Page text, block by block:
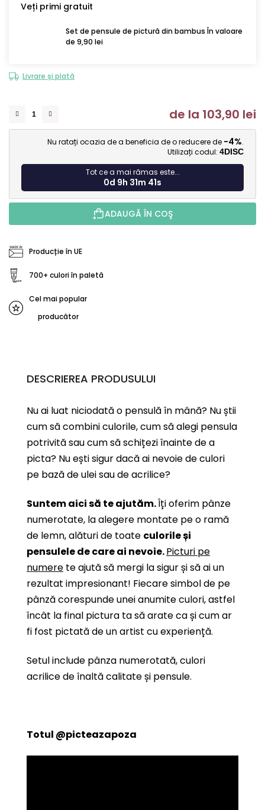
Veți primi gratuit
Set de pensule de pictură din bambus În valoare
de 9,90 lei
Livrare și plată
de la 103,90 lei
Nu ratați ocazia de a beneficia de o reducere de -4%.
Utilizați codul: 4DISC
Tot ce a mai rămas este...
0d 9h 31m 40s
ADAUGĂ ÎN COŞ
Producție în UE
700+ culori în paletă
Cel mai popular
producător
DESCRIEREA PRODUSULUI
Nu ai luat niciodată o pensulă în mână? Nu știi
cum să combini culorile, cum să alegi pensula
potrivită sau cum să schițezi înainte de a
picta? Nu ești sigur dacă ai nevoie de culori
pe bază de ulei sau de acrilice?
Suntem aici să te ajutăm.Îți oferim pânze
numerotate, la alegere montate pe o ramă
de lemn, alături de toate culorile și
pensulele de care ai nevoie.Picturi pe
numere te ajută să mergi la sigur și să ai un
rezultat impresionant! Fiecare simbol de pe
pânză corespunde unei anumite culori, astfel
încât la final pictura ta să arate ca și cum ar
fi fost pictată de un artist cu experiență.
Setul include pânza numerotată, culori
acrilice de înaltă calitate și pensule.
Totul @picteazapoza